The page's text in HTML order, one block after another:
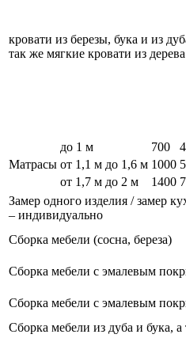
кровати из березы, бука и из
так же мягкие кровати из дерева
Матрасы
до 1 м 700
от 1,1 м до 1,6 м 1000
от 1,7 м до 2 м
1400
Замер одного изделия / замер
– индивидуально
Сборка мебели (сосна, береза)
Сборка мебели с эмалевым
Сборка мебели с эмалевым
Сборка мебели из дуба и бука,